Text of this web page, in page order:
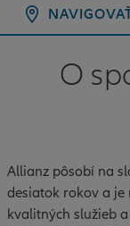
O
Allianz pôsobí na
desiatok rokov a
kvalitných služieb